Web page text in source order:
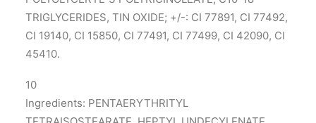
TRIGLYCERIDES, TIN OXIDE; +/-: CI 77891, CI 77492,
CI 19140, CI 15850, CI 77491, CI 77499, CI 42090, CI
45410.
10
Ingredients: PENTAERYTHRITYL